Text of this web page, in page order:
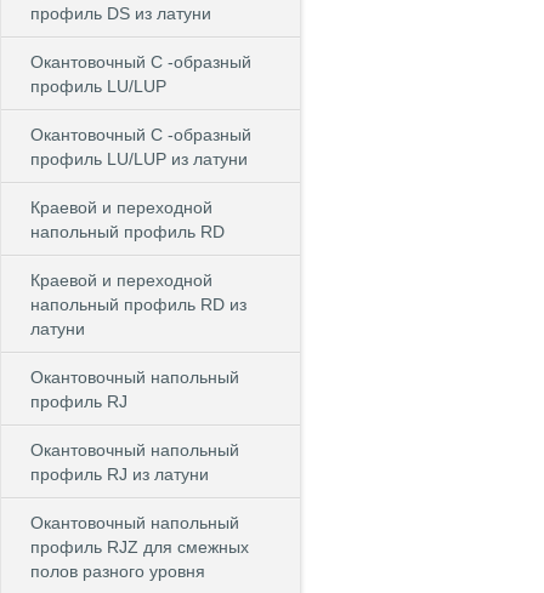
профиль DS из латуни
Окантовочный С -образный
профиль LU/LUP
Окантовочный С -образный
профиль LU/LUP из латуни
Краевой и переходной
напольный профиль RD
Краевой и переходной
напольный профиль RD из
латуни
Окантовочный напольный
профиль RJ
Окантовочный напольный
профиль RJ из латуни
Окантовочный напольный
профиль RJZ для смежных
полов разного уровня